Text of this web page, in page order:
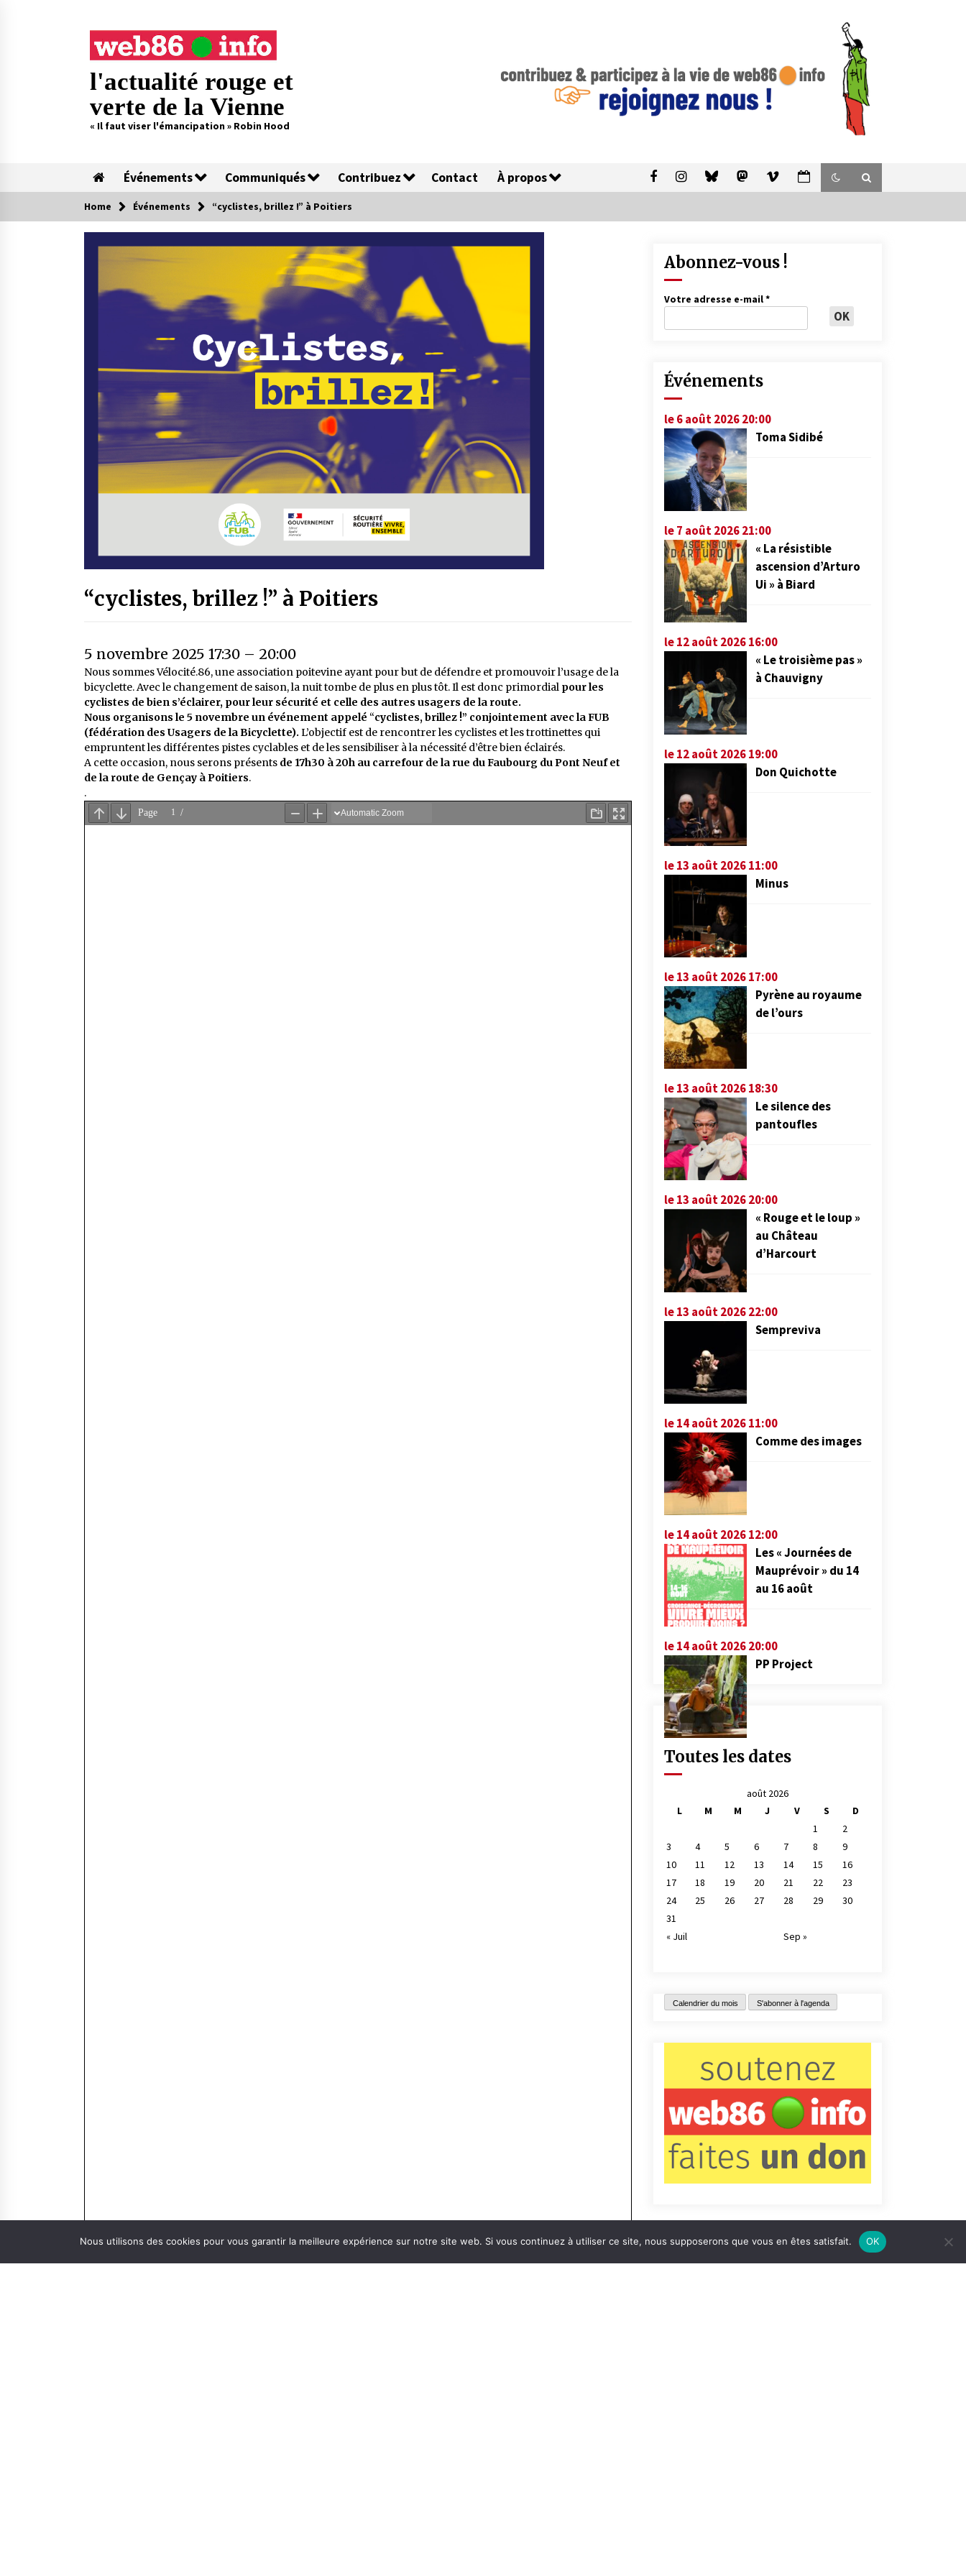
l'actualité rouge et
verte de la Vienne
« Il faut viser l'émancipation » Robin Hood
Événements Communiqués Contribuez Contact À propos
Home Événements “cyclistes, brillez !” à Poitiers
“cyclistes, brillez !” à Poitiers
5 novembre 2025 17:30 – 20:00
Nous sommes Vélocité.86, une association poitevine ayant pour but de défendre et promouvoir l’usage de la
bicyclette. Avec le changement de saison, la nuit tombe de plus en plus tôt. Il est donc primordial pour les
cyclistes de bien s’éclairer, pour leur sécurité et celle des autres usagers de la route.
Nous organisons le 5 novembre un événement appelé “cyclistes, brillez !” conjointement avec la FUB
(fédération des Usagers de la Bicyclette). L’objectif est de rencontrer les cyclistes et les trottinettes qui
empruntent les différentes pistes cyclables et de les sensibiliser à la nécessité d’être bien éclairés.
A cette occasion, nous serons présents de 17h30 à 20h au carrefour de la rue du Faubourg du Pont Neuf et
de la route de Gençay à Poitiers.
.
Abonnez-vous !
Votre adresse e-mail*
Événements
le 6 août 2026 20:00
Toma Sidibé
le 7 août 2026 21:00
« La résistible
ascension d’Arturo
Ui » à Biard
le 12 août 2026 16:00
« Le troisième pas »
à Chauvigny
le 12 août 2026 19:00
Don Quichotte
le 13 août 2026 11:00
Minus
le 13 août 2026 17:00
Pyrène au royaume
de l’ours
le 13 août 2026 18:30
Le silence des
pantoufles
le 13 août 2026 20:00
« Rouge et le loup »
au Château
d’Harcourt
le 13 août 2026 22:00
Sempreviva
le 14 août 2026 11:00
Comme des images
le 14 août 2026 12:00
Les « Journées de
Mauprévoir » du 14
au 16 août
le 14 août 2026 20:00
PP Project
Toutes les dates
août 2026
L
M M J V S
D
1
2
3
4 5 6 7 8
9
10
11 12 13 14 15
16
17
18 19 20 21 22
23
24
25 26 27 28 29
30
31
« Juil
Sep »
Calendrier du mois S'abonner à l'agenda
Nous utilisons des cookies pour vous garantir la meilleure expérience sur notre site web. Si vous continuez à utiliser ce site, nous supposerons que vous en êtes satisfait. OK